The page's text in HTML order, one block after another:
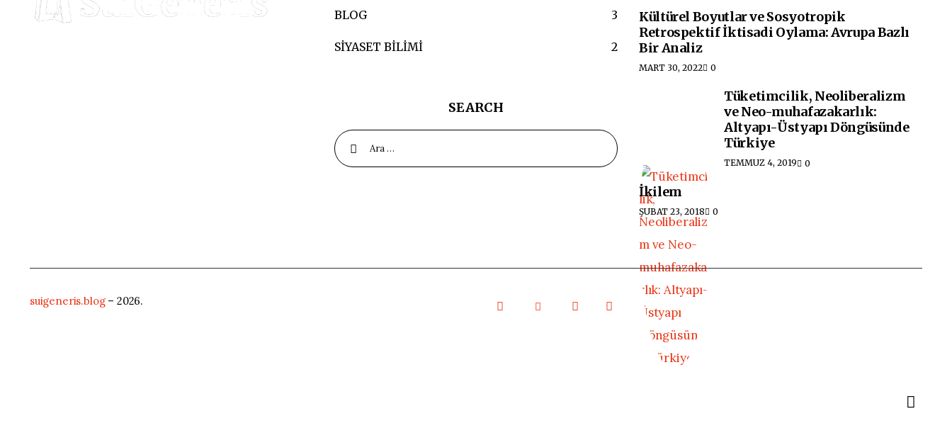
BLOG 3
SIYASET BILIMI 2
SEARCH
Kültürel Boyutlar ve Sosyotropik
Retrospektif İktisadi Oylama: Avrupa Bazlı
Bir Analiz
MART 30, 2022 0
Tüketimcilik, Neoliberalizm
ve Neo-muhafazakarlık:
Altyapı-Üstyapı Döngüsünde
Türkiye
TEMMUZ 4, 2019 0
İkilem
ŞUBAT 23, 2018 0
suigeneris.blog– 2026.